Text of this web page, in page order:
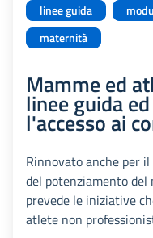
linee guida
maternità
Mamme ed
linee guida
l'accesso ai
Rinnovato anche per
del potenziamento
prevede le iniziative
atlete non